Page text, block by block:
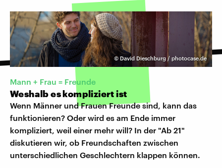
© David Dieschburg / photocase.de
Mann + Frau = Freunde
Weshalb es kompliziert ist
Wenn Männer und Frauen Freunde sind, kann das
funktionieren? Oder wird es am Ende immer
kompliziert, weil einer mehr will? In der "Ab 21"
diskutieren wir, ob Freundschaften zwischen
unterschiedlichen Geschlechtern klappen können.